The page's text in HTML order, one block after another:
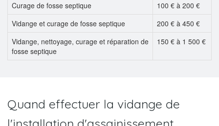
Curage de fosse septique
100 € à 200 €
Vidange et curage de fosse septique
200 € à 450 €
Vidange, nettoyage, curage et réparation de
fosse septique
150 € à 1 500 €
Quand effectuer la vidange de